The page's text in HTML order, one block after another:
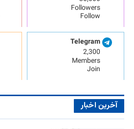
Followers
Follow
Telegram
2,300
Members
Join
آخرین اخبار